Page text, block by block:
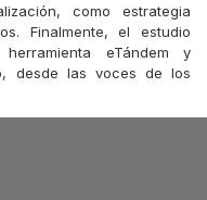
como estrategia
Finalmente, el estudio
eTándem y
desde las voces de los